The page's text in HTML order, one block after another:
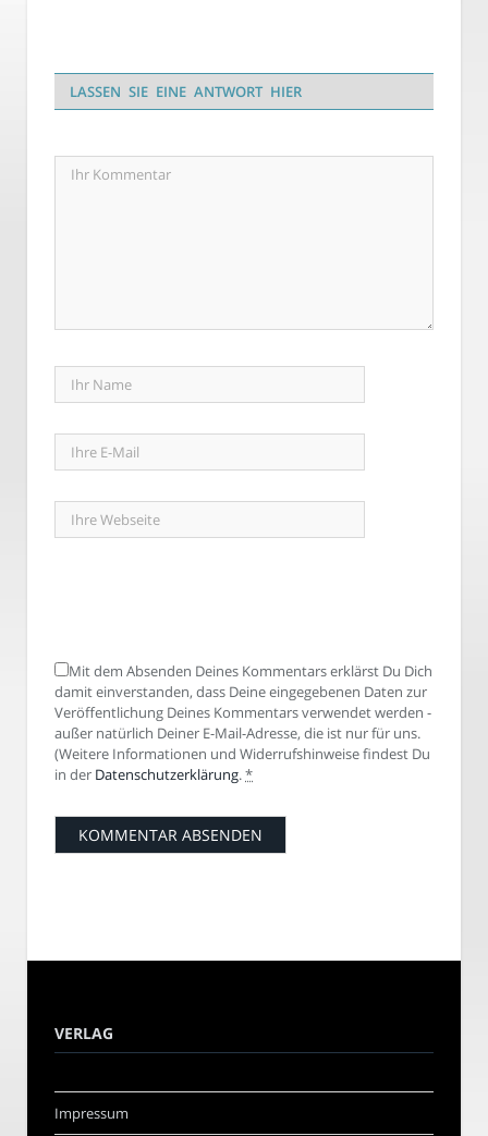
LASSEN SIE EINE ANTWORT HIER
Mit dem Absenden Deines Kommentars erklärst Du Dich
damit einverstanden, dass Deine eingegebenen Daten zur
Veröffentlichung Deines Kommentars verwendet werden -
außer natürlich Deiner E-Mail-Adresse, die ist nur für uns.
(Weitere Informationen und Widerrufshinweise findest Du
in der Datenschutzerklärung.*
VERLAG
Impressum